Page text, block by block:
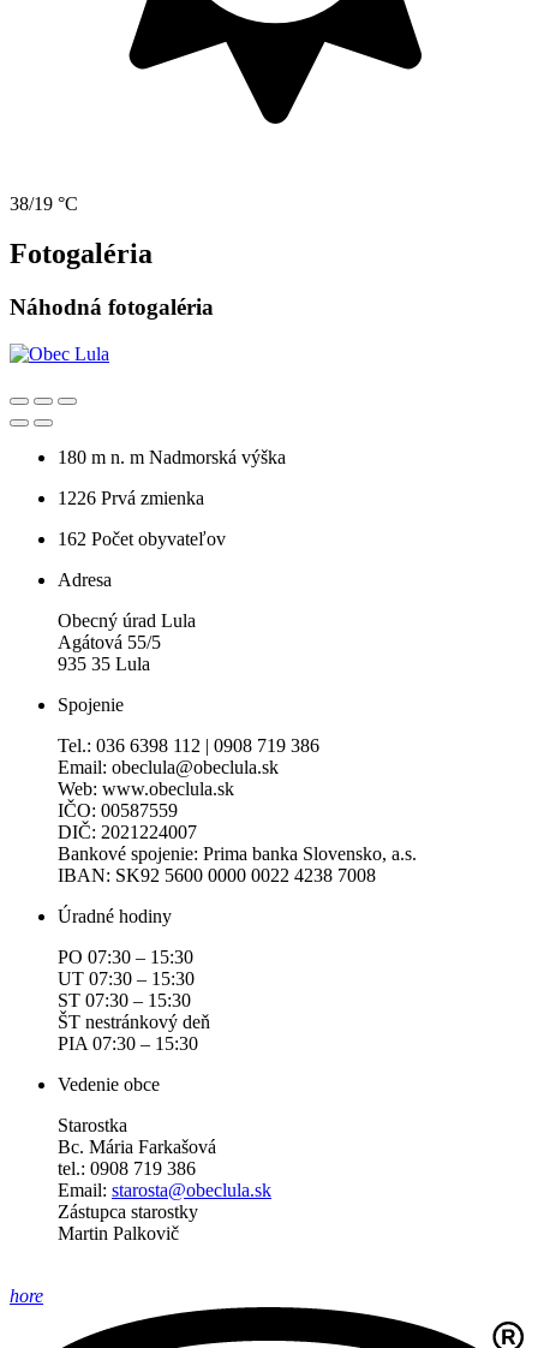
38/19 °C
Fotogaléria
Náhodná fotogaléria
180 m n. m Nadmorská výška
1226 Prvá zmienka
162 Počet obyvateľov
Adresa
Obecný úrad Lula
Agátová 55/5
935 35 Lula
Spojenie
Tel.: 036 6398 112 | 0908 719 386
Email: obeclula@obeclula.sk
Web: www.obeclula.sk
IČO: 00587559
DIČ: 2021224007
Bankové spojenie: Prima banka Slovensko, a.s.
IBAN: SK92 5600 0000 0022 4238 7008
Úradné hodiny
PO 07:30 – 15:30
UT 07:30 – 15:30
ST 07:30 – 15:30
ŠT nestránkový deň
PIA 07:30 – 15:30
Vedenie obce
Starostka
Bc. Mária Farkašová
tel.: 0908 719 386
Email: starosta@obeclula.sk
Zástupca starostky
Martin Palkovič
hore